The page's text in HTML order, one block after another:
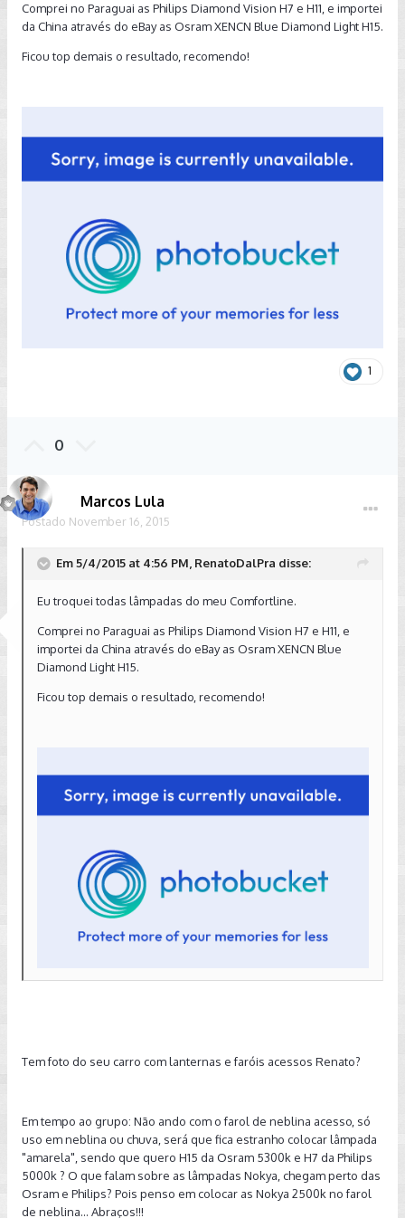
Comprei no Paraguai as Philips Diamond Vision H7 e H11, e importei
da China através do eBay as Osram XENCN Blue Diamond Light H15.
Ficou top demais o resultado, recomendo!
1
0
Marcos Lula
Postado November 16, 2015
Em 5/4/2015 at 4:56 PM, RenatoDalPra disse:
Eu troquei todas lâmpadas do meu Comfortline.
Comprei no Paraguai as Philips Diamond Vision H7 e H11, e
importei da China através do eBay as Osram XENCN Blue
Diamond Light H15.
Ficou top demais o resultado, recomendo!
Tem foto do seu carro com lanternas e faróis acessos Renato?
Em tempo ao grupo: Não ando com o farol de neblina acesso, só
uso em neblina ou chuva, será que fica estranho colocar lâmpada
"amarela", sendo que quero H15 da Osram 5300k e H7 da Philips
5000k ? O que falam sobre as lâmpadas Nokya, chegam perto das
Osram e Philips? Pois penso em colocar as Nokya 2500k no farol
de neblina... Abraços!!!